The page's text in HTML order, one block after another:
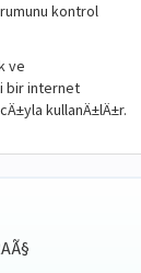
kontrol
ve
bir internet
kullanÄ±lÄ±r.